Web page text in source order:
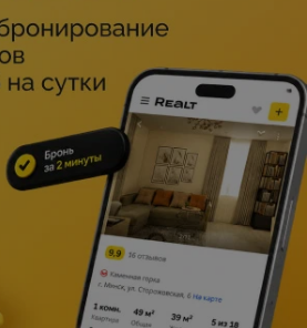
городе уже прошло